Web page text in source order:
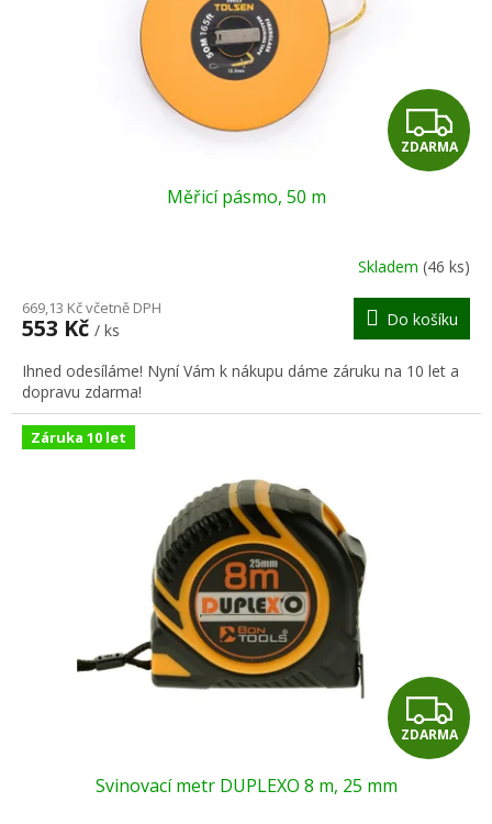
Z
D
R
M
A
ZDARMA
Měřicí pásmo, 50 m
Skladem (46 ks)
669,13 Kč včetně DPH
553 Kč / ks
Do košíku
Ihned odesíláme! Nyní Vám k nákupu dáme záruku na 10 let a
dopravu zdarma!
Záruka 10 let
Z
D
ZDARMA
Svinovací metr DUPLEXO 8 m, 25 mm